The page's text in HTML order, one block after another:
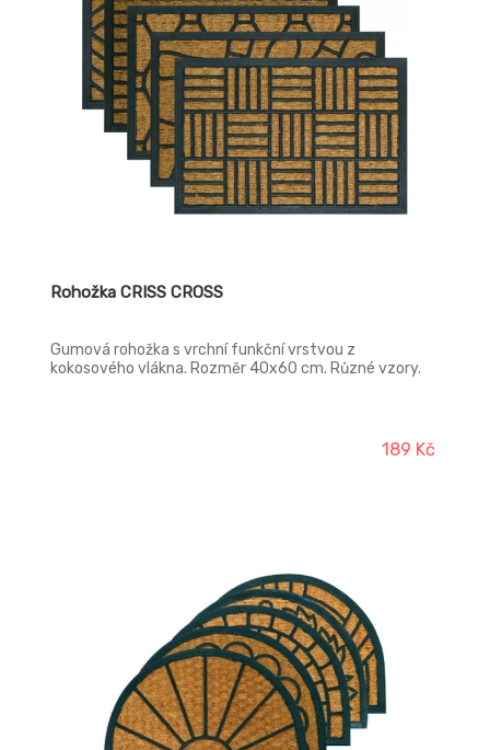
Rohožka CRISS CROSS
Gumová rohožka s vrchní funkční vrstvou z
kokosového vlákna. Rozměr 40x60 cm. Různé vzory.
189 Kč